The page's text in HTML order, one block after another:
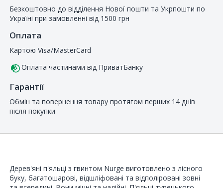
Безкоштовно до відділення Нової пошти та Укрпошти по
Україні при замовленні від 1500 грн
Оплата
Картою Visa/MasterCard
Оплата частинами від ПриватБанку
Гарантії
Обмін та повернення товару протягом перших 14 днів
після покупки
Дерев'яні п'яльці з гвинтом Nurge виготовлено з лісного
буку, багатошарові, відшліфовані та відполіровані зовні